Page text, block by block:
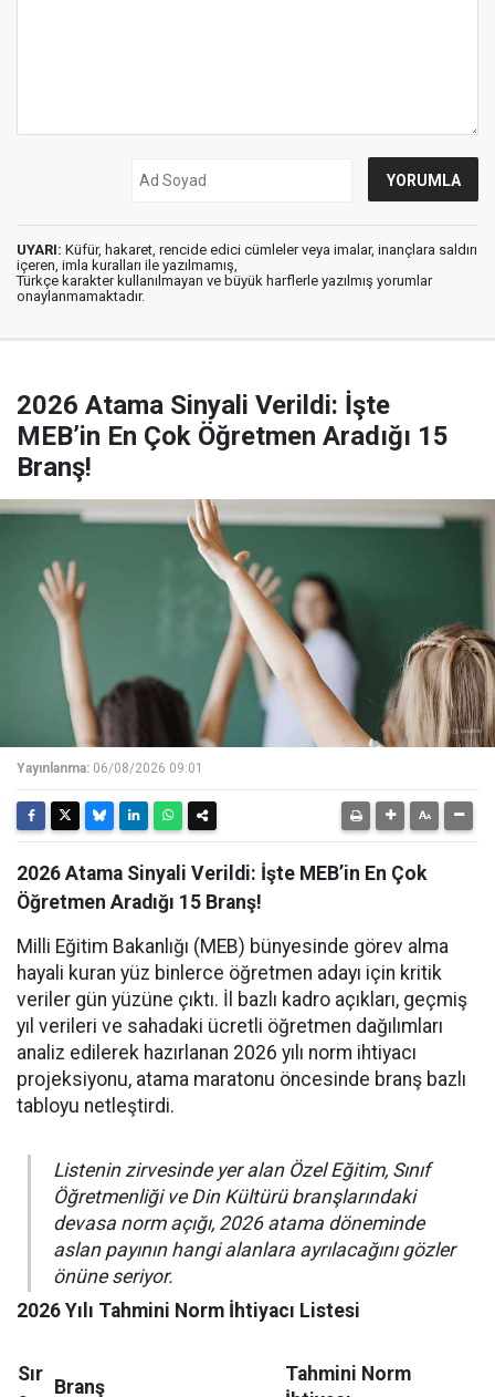
UYARI: Küfür, hakaret, rencide edici cümleler veya imalar, inançlara saldırı
içeren, imla kuralları ile yazılmamış,
Türkçe karakter kullanılmayan ve büyük harflerle yazılmış yorumlar
onaylanmamaktadır.
2026 Atama Sinyali Verildi: İşte
MEB’in En Çok Öğretmen Aradığı 15
Branş!
Yayınlanma: 06/08/2026 09:01
2026 Atama Sinyali Verildi: İşte MEB’in En Çok
Öğretmen Aradığı 15 Branş!
Milli Eğitim Bakanlığı (MEB) bünyesinde görev alma
hayali kuran yüz binlerce öğretmen adayı için kritik
veriler gün yüzüne çıktı. İl bazlı kadro açıkları, geçmiş
yıl verileri ve sahadaki ücretli öğretmen dağılımları
analiz edilerek hazırlanan 2026 yılı norm ihtiyacı
projeksiyonu, atama maratonu öncesinde branş bazlı
tabloyu netleştirdi.
Listenin zirvesinde yer alan Özel Eğitim, Sınıf
Öğretmenliği ve Din Kültürü branşlarındaki
devasa norm açığı, 2026 atama döneminde
aslan payının hangi alanlara ayrılacağını gözler
önüne seriyor.
2026 Yılı Tahmini Norm İhtiyacı Listesi
Sır
Branş
Tahmini Norm